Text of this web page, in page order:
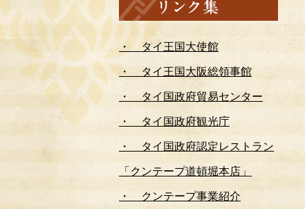
・ タイ王国大使館
・ タイ王国大阪総領事館
・ タイ国政府貿易センター
・ タイ国政府観光庁
・ タイ国政府認定レストラン
「クンテープ道頓堀本店」
・ クンテープ事業紹介